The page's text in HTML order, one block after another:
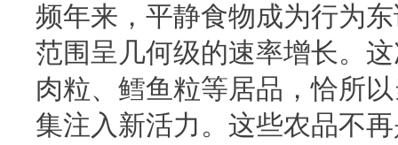
频年来，平静食物成为行为
范围呈几何级的速率增长。
肉粒、鳕鱼粒等居品，恰所
集注入新活力。这些农品不